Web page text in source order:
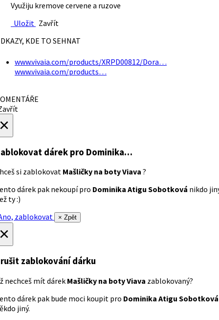
Využiju kremove cervene a ruzove
Uložit Zavřít
KDE TO SEHNAT
www.vivaia.com/products/XRPD00812/Dora…
www.vivaia.com/products…
dárek pro Dominika…
si zablokovat Mašličky na boty Viava ?
dárek pak nekoupí pro Dominika Atigu Sobotková nikdo
ty :)
zablokovat
× Zpět
zablokování dárku
nechceš mít dárek Mašličky na boty Viava zablokovaný?
dárek pak bude moci koupit pro Dominika Atigu Sobotková
jiný.